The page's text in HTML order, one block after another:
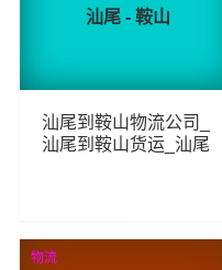
汕尾 - 鞍山
汕尾到鞍山物流公司_
汕尾到鞍山货运_汕尾
476 查看详细
物流